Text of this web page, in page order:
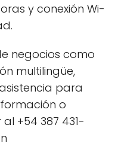
y conexión Wi-
negocios como
multilingüe,
para
o
+54 387 431-